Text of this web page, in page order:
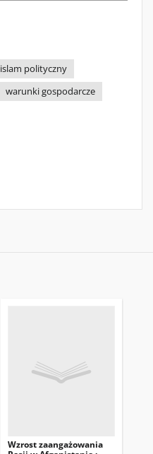
islam polityczny
warunki gospodarcze
Wzrost zaangażowania